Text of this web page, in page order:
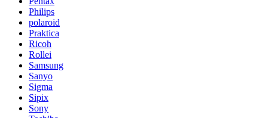
Philips
polaroid
Praktica
Ricoh
Rollei
Samsung
Sanyo
Sigma
Sipix
Sony